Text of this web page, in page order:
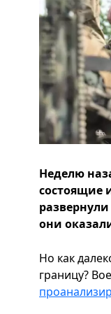
Неделю
состоящие
они
Но как
границу?